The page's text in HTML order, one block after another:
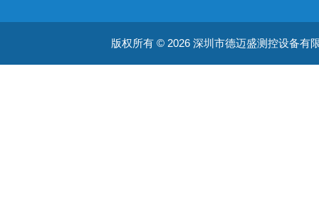
版权所有 © 2026 深圳市德迈盛测控设备